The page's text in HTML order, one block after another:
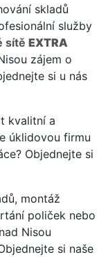
skladů
služby
sítě EXTRA
zájem o
si u nás
kvalitní a
úklidovou firmu
Objednejte si
montáž
poliček nebo
Nisou
si naše